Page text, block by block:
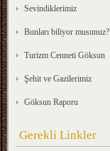
Sevindiklerimiz
Bunları biliyor musunuz?
Turizm Cenneti Göksun
Şehit ve Gazilerimiz
Göksun Raporu
Gerekli Linkler